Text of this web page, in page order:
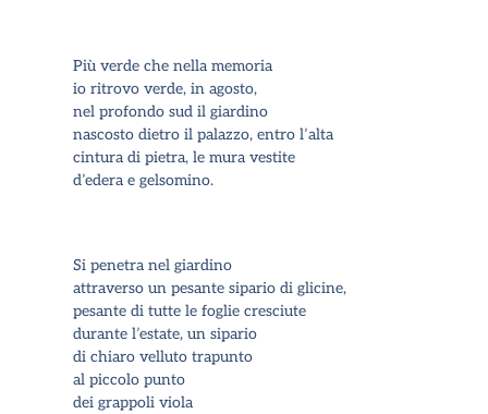
Più verde che nella memoria
io ritrovo verde, in agosto,
nel profondo sud il giardino
nascosto dietro il palazzo, entro l’alta
cintura di pietra, le mura vestite
d’edera e gelsomino.
Si penetra nel giardino
attraverso un pesante sipario di glicine,
pesante di tutte le foglie cresciute
durante l’estate, un sipario
di chiaro velluto trapunto
al piccolo punto
dei grappoli viola